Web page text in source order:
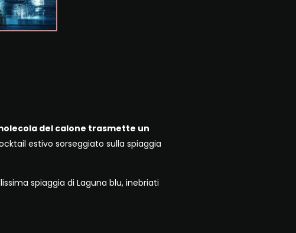
del calone trasmette un
estivo sorseggiato sulla spiaggia
spiaggia di Laguna blu, inebriati